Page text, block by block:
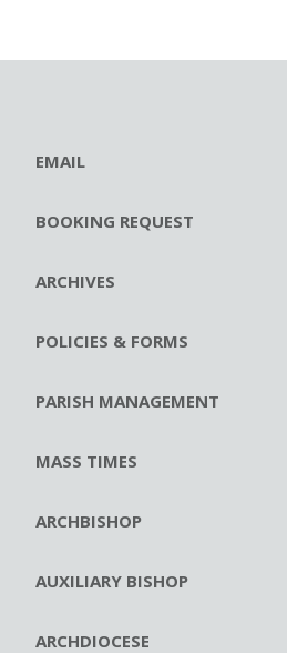
EMAIL
BOOKING REQUEST
ARCHIVES
POLICIES & FORMS
PARISH MANAGEMENT
MASS TIMES
ARCHBISHOP
AUXILIARY BISHOP
ARCHDIOCESE